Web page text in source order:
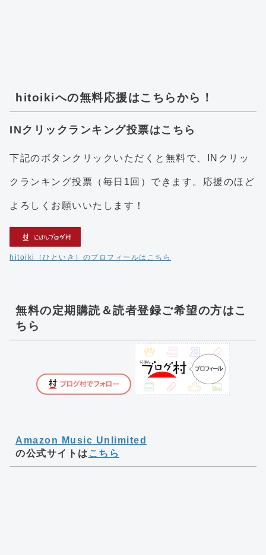
hitoikiへの無料応援はこちらから！
INクリックランキング投票はこちら
下記のボタンクリックいただくと無料で、INクリッ
クランキング投票（毎日1回）できます。応援のほど
よろしくお願いいたします！
hitoiki（ひといき）のプロフィールはこちら
無料の定期購読＆読者登録ご希望の方はこ
ちら
Amazon Music Unlimited
の公式サイトは こちら